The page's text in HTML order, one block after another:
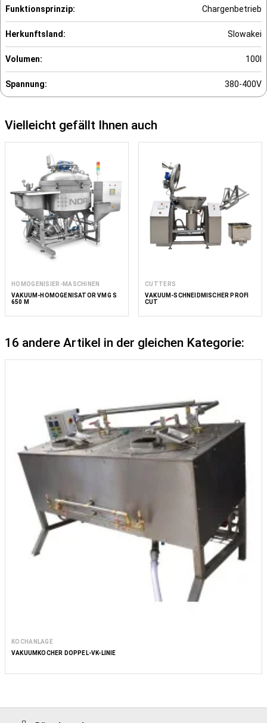
Funktionsprinzip: Chargenbetrieb
Herkunftsland: Slowakei
Volumen: 100l
Spannung: 380-400V
Vielleicht gefällt Ihnen auch
HOMOGENISIER-MASCHINEN
VAKUUM-HOMOGENISATOR VMG S
650 M
CUTTERS
VAKUUM-SCHNEIDMISCHER PROFI
CUT
16 andere Artikel in der gleichen Kategorie:
KOCHANLAGE
VAKUUMKOCHER DOPPEL-VK-LINIE